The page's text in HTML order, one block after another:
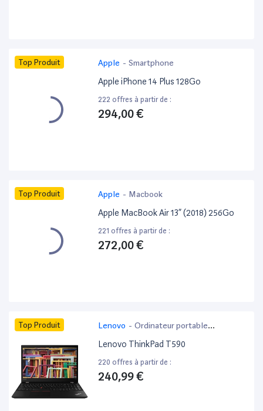
Top Produit Apple - Smartphone
Apple iPhone 14 Plus 128Go
222 offres à partir de :
294,00 €
Top Produit Apple - Macbook
Apple MacBook Air 13” (2018) 256Go
221 offres à partir de :
272,00 €
Top Produit Lenovo - Ordinateur portable
bureautique
Lenovo ThinkPad T590
220 offres à partir de :
240,99 €